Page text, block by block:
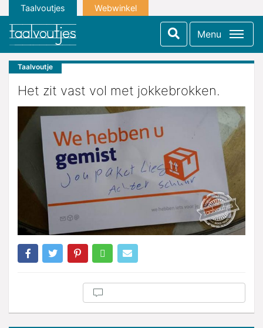
Taalvoutjes Webwinkel
Menu
Taalvoutje
Het zit vast vol met jokkebrokken.